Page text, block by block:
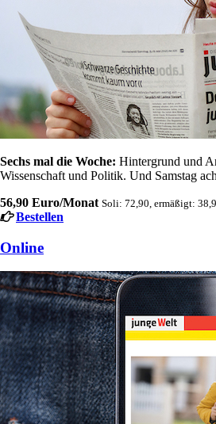
Sechs mal die Woche: Hintergrund und
Wissenschaft und Politik. Und Samstag
56,90 Euro/Monat Soli: 72,90, ermäßigt:
Bestellen
Online